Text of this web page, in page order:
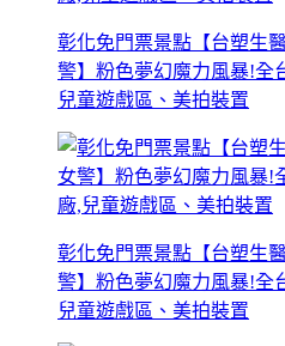
彰化免門票景點【台塑生
警】粉色夢幻魔力風暴!全
兒童遊戲區、美拍裝置
彰化免門票景點【台塑生
警】粉色夢幻魔力風暴!全
兒童遊戲區、美拍裝置